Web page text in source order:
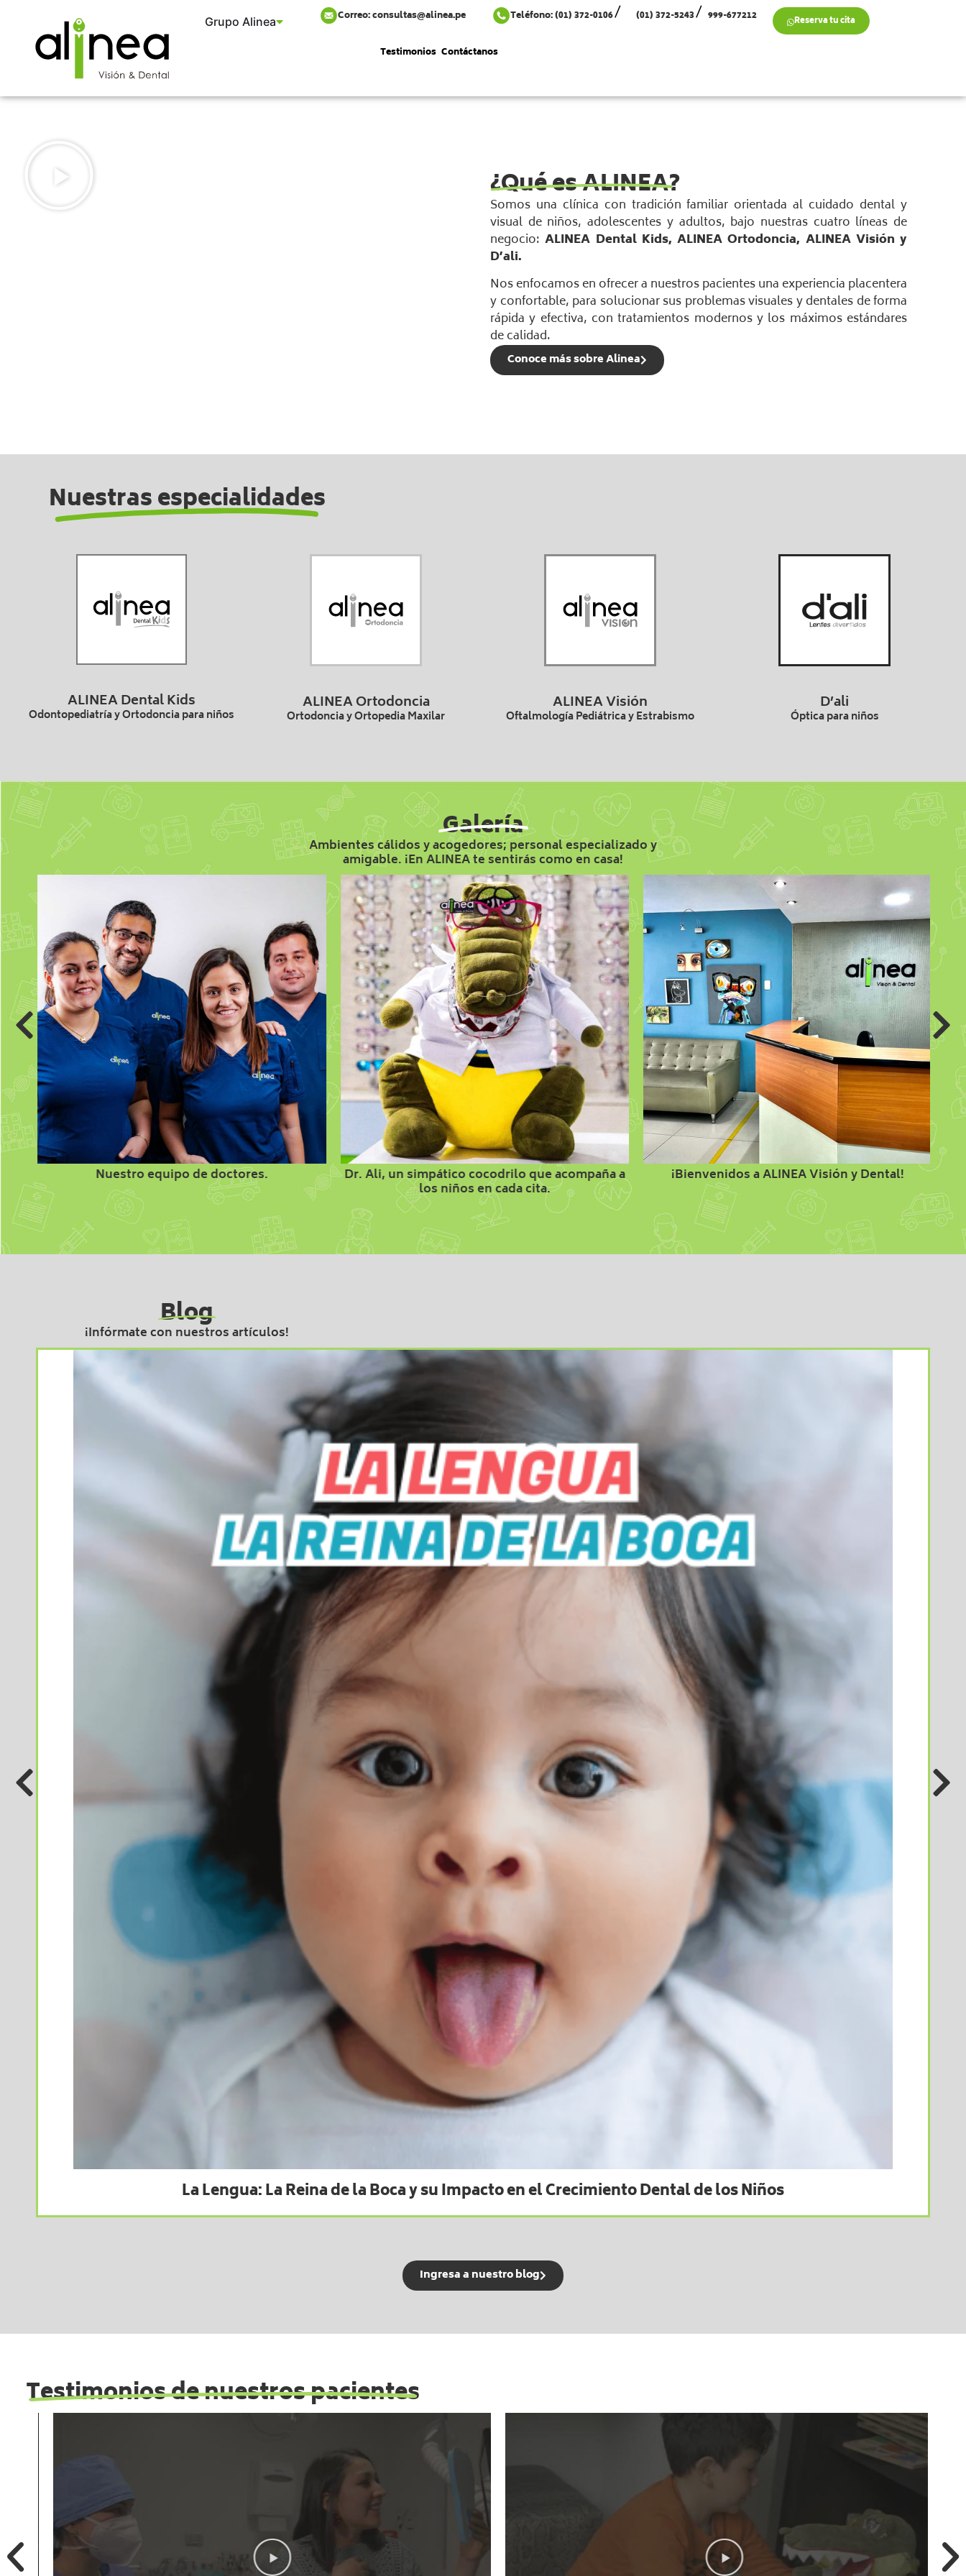
Grupo Alinea Correo:consultas@alinea.pe Teléfono: (01) 372-0106 (01) 372-5243 999-677212 Reserva tu cita
Testimonios Contáctanos
¿Qué es ALINEA?
Somos una clínica con tradición familiar orientada al cuidado dental y
visual de niños, adolescentes y adultos, bajo nuestras cuatro líneas de
negocio:ALINEA Dental Kids, ALINEA Ortodoncia, ALINEA Visión y
D’ali.
Nos enfocamos en ofrecer a nuestros pacientes una experiencia placentera
y confortable, para solucionar sus problemas visuales y dentales de forma
rápida y efectiva, con tratamientos modernos y los máximos estándares
de calidad.
Conoce más sobre Alinea
Nuestras especialidades
ALINEA Dental Kids
Odontopediatría y Ortodoncia para niños
ALINEA Ortodoncia
Ortodoncia y Ortopedia Maxilar
ALINEA Visión
Oftalmología Pediátrica y Estrabismo
D’ali
Óptica para niños
Galería
Ambientes cálidos y acogedores; personal especializado y
amigable. ¡En ALINEA te sentirás como en casa!
Nuestro equipo de doctores. Dr. Ali, un simpático cocodrilo que acompaña a
los niños en cada cita.
¡Bienvenidos a ALINEA Visión y Dental!
Blog
¡Infórmate con nuestros artículos!
La Lengua: La Reina de la Boca y su Impacto en el Crecimiento Dental de los Niños
Ingresa a nuestro blog
Testimonios de nuestros pacientes